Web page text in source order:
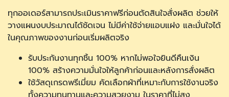
ทุกออเดอร์สามารถประเมินราคาฟรีก่อนตัดสินใจสั่งผลิต ช่วยให้
วางแผนงบประมาณได้ชัดเจน ไม่มีค่าใช้จ่ายแอบแฝง และมั่นใจได้
ในคุณภาพของงานก่อนเริ่มผลิตจริง
รับประกันงานทุกชิ้น 100% หากไม่พอใจยินดีคืนเงิน
100% สร้างความมั่นใจให้ลูกค้าก่อนและหลังการสั่งผลิต
ใช้วัสดุเกรดพรีเมี่ยม คัดเลือกผ้าที่เหมาะกับการใช้งานจริง